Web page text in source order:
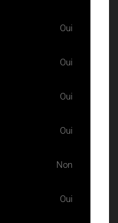
Oui
Oui
Oui
Oui
Non
Oui